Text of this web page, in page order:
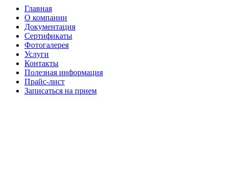
Главная
О компании
Документация
Сертификаты
Фотогалерея
Услуги
Контакты
Полезная информация
Прайс-лист
Записаться на прием